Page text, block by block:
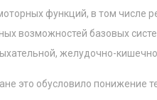
функций, в том числе
возможностей базовых
желудочно-
это обусловило понижение